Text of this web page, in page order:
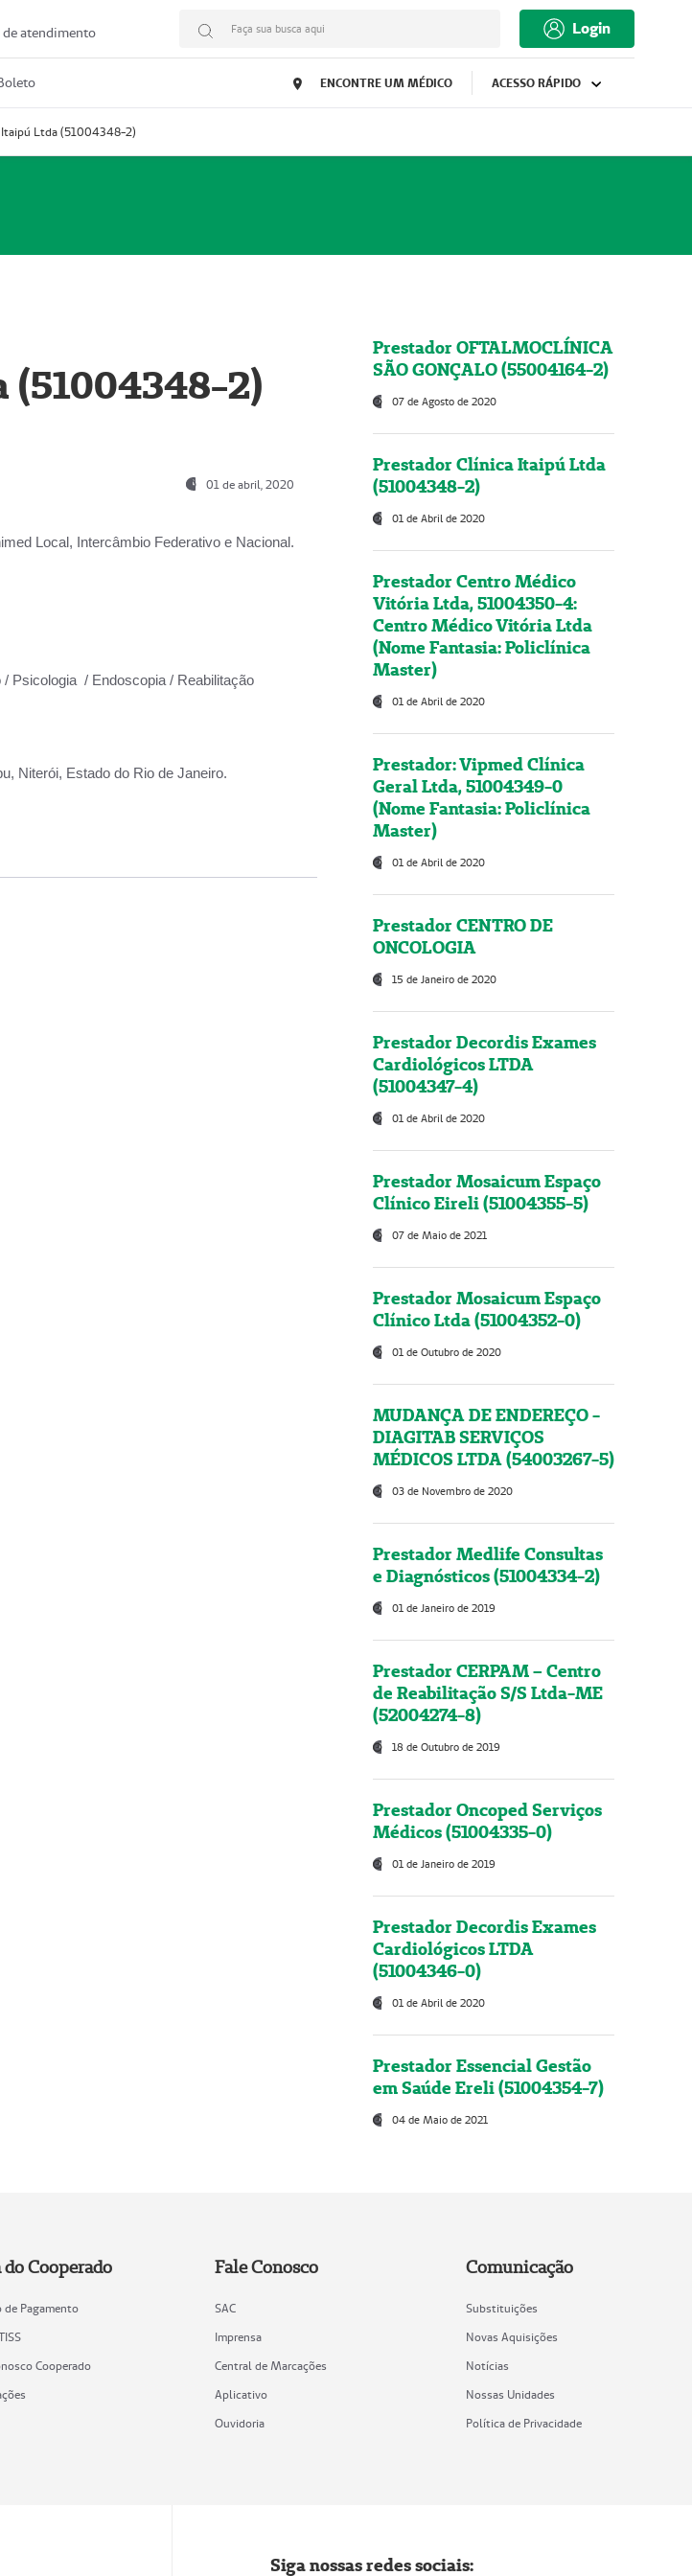
de atendimento Faça sua busca aqui Login
ENCONTRE UM MÉDICO ACESSO RÁPIDO
Itaipú Ltda (51004348-2)
(51004348-2)
01 de abril, 2020
Local, Intercâmbio Federativo e Nacional.
Psicologia / Endoscopia / Reabilitação
Niterói, Estado do Rio de Janeiro.
Prestador OFTALMOCLÍNICA
SÃO GONÇALO (55004164-2)
07 de Agosto de 2020
Prestador Clínica Itaipú Ltda
(51004348-2)
01 de Abril de 2020
Prestador Centro Médico
Vitória Ltda, 51004350-4:
Centro Médico Vitória Ltda
(Nome Fantasia: Policlínica
Master)
01 de Abril de 2020
Prestador: Vipmed Clínica
Geral Ltda, 51004349-0
(Nome Fantasia: Policlínica
Master)
01 de Abril de 2020
Prestador CENTRO DE
ONCOLOGIA
15 de Janeiro de 2020
Prestador Decordis Exames
Cardiológicos LTDA
(51004347-4)
01 de Abril de 2020
Prestador Mosaicum Espaço
Clínico Eireli (51004355-5)
07 de Maio de 2021
Prestador Mosaicum Espaço
Clínico Ltda (51004352-0)
01 de Outubro de 2020
MUDANÇA DE ENDEREÇO -
DIAGITAB SERVIÇOS
MÉDICOS LTDA (54003267-5)
03 de Novembro de 2020
Prestador Medlife Consultas
e Diagnósticos (51004334-2)
01 de Janeiro de 2019
Prestador CERPAM – Centro
de Reabilitação S/S Ltda-ME
(52004274-8)
18 de Outubro de 2019
Prestador Oncoped Serviços
Médicos (51004335-0)
01 de Janeiro de 2019
Prestador Decordis Exames
Cardiológicos LTDA
(51004346-0)
01 de Abril de 2020
Prestador Essencial Gestão
em Saúde Ereli (51004354-7)
04 de Maio de 2021
Cooperado
de Pagamento
Cooperado
Fale Conosco
SAC
Imprensa
Central de Marcações
Aplicativo
Ouvidoria
Comunicação
Substituições
Novas Aquisições
Notícias
Nossas Unidades
Política de Privacidade
Siga nossas redes sociais: